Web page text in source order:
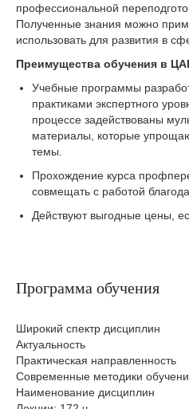
профессиональной
Полученные знания можно
использовать для развития в
Преимущества обучения в
Учебные программы
практиками экспертного
процессе задействованы
материалы, которые
темы.
Прохождение курса
совмещать с работой
Действуют выгодные цены,
Программа обучения
Широкий спектр дисциплин
Актуальность
Практическая направленность
Современные методики
Наименование дисциплин